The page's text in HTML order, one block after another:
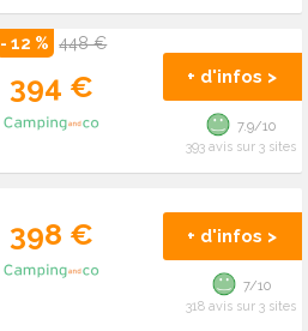
- 12 % 448 €
394 € + d'infos >
7.9/10
393 avis sur 3 sites
398 € + d'infos >
7/10
318 avis sur 3 sites